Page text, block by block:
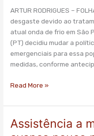
ARTUR RODRIGUES –
desgaste devido ao
atual onda de frio em São
(PT) decidiu mudar a
emergenciais para essa
medidas, conforme
para
rua
Read More »
Assistência a
Assistência